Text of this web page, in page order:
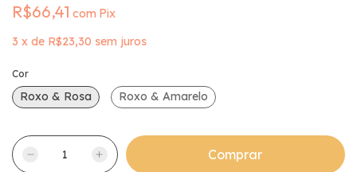
R$66,41 com Pix
3 x de R$23,30 sem juros
Cor
Roxo & Rosa Roxo & Amarelo